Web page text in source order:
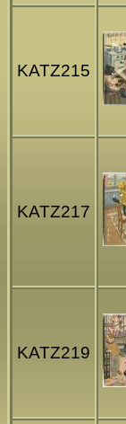
KATZ215
KATZ217
KATZ219